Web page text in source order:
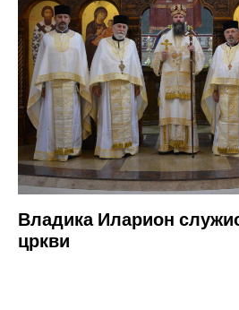
Владика Иларион
цркви